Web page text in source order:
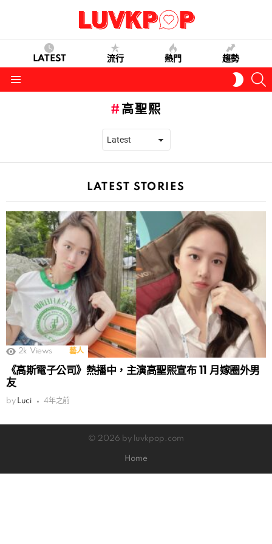
LATEST 流行 熱門 趨勢
SKIN
高聖熙
LATEST STORIES
2k Views 藝人
《高斯電子公司》熱播中，主演高聖熙宣布 11 月嫁圈外男
友
by Luci 4年之前
© 2026 by luvkpop.com
Home